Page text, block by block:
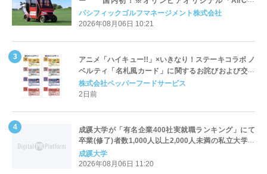
Cart（エアコンカート）」導入 | ＰＧＭ
パシフィックゴルフマネージメント株式会社
2026年08月06日 10:21
アニメ「ハイキュー!!」×いきなり！ステーキコラボ ノ
ベルティ「名札風カード」に関するお詫びおよび交換
対応についてのご案内
株式会社ペッパーフードサービス
2日前
成蹊大学が「有名企業400社実就職ランキング」にて
卒業(修了)者数1,000人以上2,000人未満の私立大学で
全国第1位を獲得！～実就職率は26.5%（前年比＋
4.3pt）に伸長、東京の私立大学でも10位にランクイン
成蹊大学
2026年08月06日 11:20